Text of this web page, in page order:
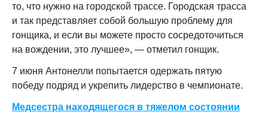
то, что нужно на городской трассе. Городская трасса
и так представляет собой большую проблему для
гонщика, и если вы можете просто сосредоточиться
на вождении, это лучшее», — отметил гонщик.
7 июня Антонелли попытается одержать пятую
победу подряд и укрепить лидерство в чемпионате.
Медсестра находящегося в тяжелом состоянии